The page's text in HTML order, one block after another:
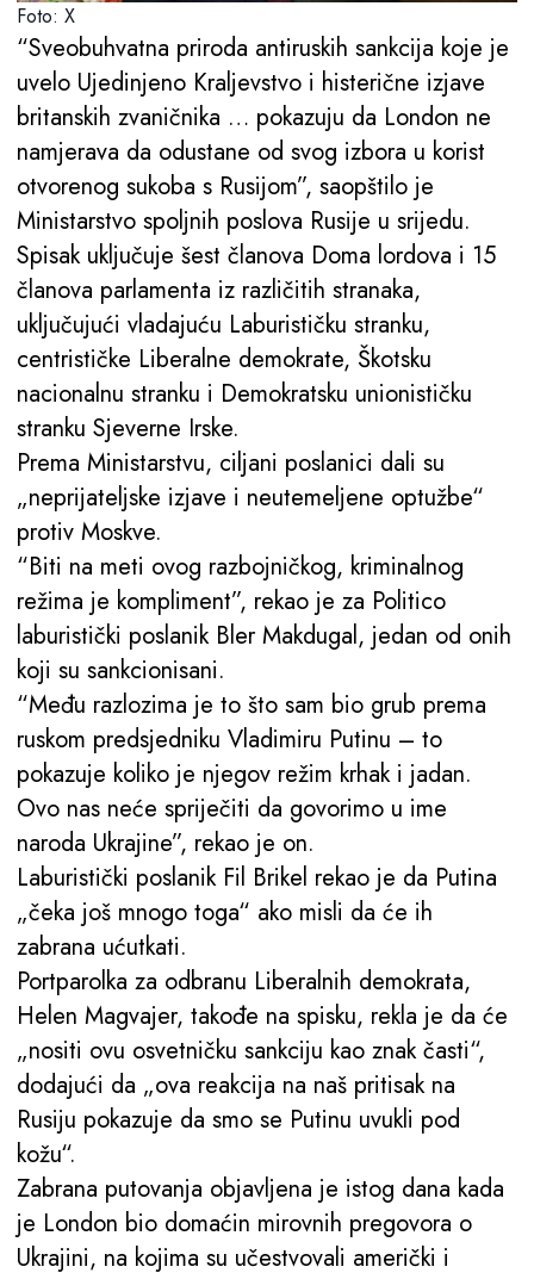
Foto: X
“Sveobuhvatna priroda antiruskih sankcija koje je
uvelo Ujedinjeno Kraljevstvo i histerične izjave
britanskih zvaničnika … pokazuju da London ne
namjerava da odustane od svog izbora u korist
otvorenog sukoba s Rusijom”, saopštilo je
Ministarstvo spoljnih poslova Rusije u srijedu.
Spisak uključuje šest članova Doma lordova i 15
članova parlamenta iz različitih stranaka,
uključujući vladajuću Laburističku stranku,
centrističke Liberalne demokrate, Škotsku
nacionalnu stranku i Demokratsku unionističku
stranku Sjeverne Irske.
Prema Ministarstvu, ciljani poslanici dali su
„neprijateljske izjave i neutemeljene optužbe“
protiv Moskve.
“Biti na meti ovog razbojničkog, kriminalnog
režima je kompliment”, rekao je za Politico
laburistički poslanik Bler Makdugal, jedan od onih
koji su sankcionisani.
“Među razlozima je to što sam bio grub prema
ruskom predsjedniku Vladimiru Putinu – to
pokazuje koliko je njegov režim krhak i jadan.
Ovo nas neće spriječiti da govorimo u ime
naroda Ukrajine”, rekao je on.
Laburistički poslanik Fil Brikel rekao je da Putina
„čeka još mnogo toga“ ako misli da će ih
zabrana ućutkati.
Portparolka za odbranu Liberalnih demokrata,
Helen Magvajer, takođe na spisku, rekla je da će
„nositi ovu osvetničku sankciju kao znak časti“,
dodajući da „ova reakcija na naš pritisak na
Rusiju pokazuje da smo se Putinu uvukli pod
kožu“.
Zabrana putovanja objavljena je istog dana kada
je London bio domaćin mirovnih pregovora o
Ukrajini, na kojima su učestvovali američki i